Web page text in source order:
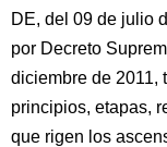
DE, del 09 de julio
por Decreto
diciembre de 2011,
principios, etapas,
que rigen los